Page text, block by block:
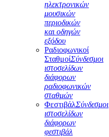
ηλεκτρονικών
μουσικών
περιοδικών
και οδηγών
εξόδου
Ραδιοφωνικοί
ΣταθμοίΣύνδεσμοι
ιστοσελίδων
διάφορων
ραδιοφωνικών
σταθμών
ΦεστιβάλΣύνδεσμοι
ιστοσελίδων
διάφορων
φεστιβάλ